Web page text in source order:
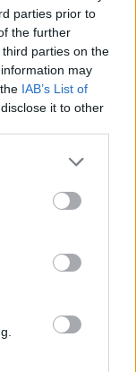
parties prior to
the further
parties on the
may
IAB’s List of
it to other
or more Google
may click to
party tags to
in below Google
auto nuove
con il 33,7%.
è stata la
più
del previsto
elevati e le
come
la
sta già